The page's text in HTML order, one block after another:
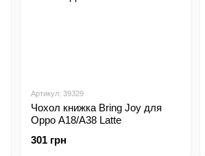
Артикул: 39329
Чохол книжка Bring Joy для
Oppo A18/A38 Latte
301 грн